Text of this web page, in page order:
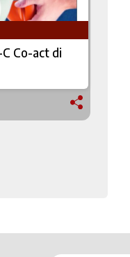
Co-act di